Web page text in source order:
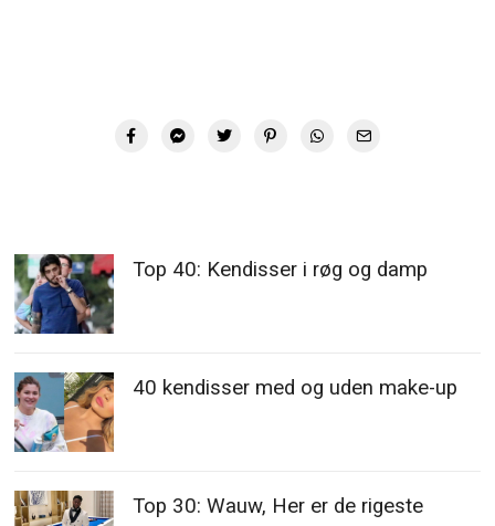
Top 40: Kendisser i røg og damp
40 kendisser med og uden make-up
Top 30: Wauw, Her er de rigeste